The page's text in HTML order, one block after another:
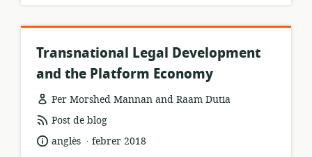
Transnational Legal Development
and the Platform Economy
Per Morshed Mannan and Raam Dutia
format
recursos:
Post de blog
idioma:
anglès .
datafebrer 2018